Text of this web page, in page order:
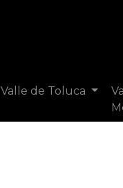
Valle de Toluca